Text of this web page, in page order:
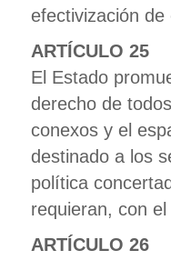
efectivización
ARTÍCULO 25
El Estado
derecho de
conexos y el
destinado a los
política
requieran, con
ARTÍCULO 26